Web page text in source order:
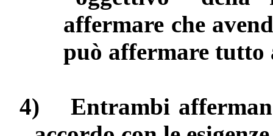
affermare che
può affermare tutto
4)
Entrambi